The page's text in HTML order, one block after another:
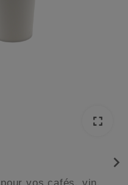
fullscreen
chevron_right